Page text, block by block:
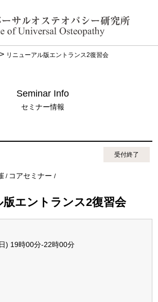
> リニューアル版エントランス2復習会
Seminar Info
セミナー情報
受付終了
/ コアセミナー/
版エントランス2復習会
) 19時00分-22時00分